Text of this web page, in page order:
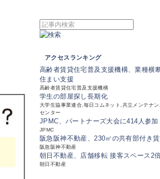
アクセスランキング
高齢者賃貸住宅普及支援機構、業種横
住まい支援
高齢者賃貸住宅普及支援機構
学生の部屋探し長期化
大学生協事業連合,毎日コムネット,共立メンテナン
センター
JPMC、パートナーズ大会に414人参加
JPMC
阪急阪神不動産、230㎡の共有部付き
阪急阪神不動産
朝日不動産、店舗移転 接客スペース2
朝日不動産